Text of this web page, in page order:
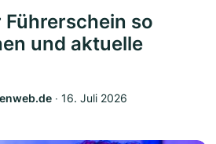
so
und aktuelle
‧ 16. Juli 2026